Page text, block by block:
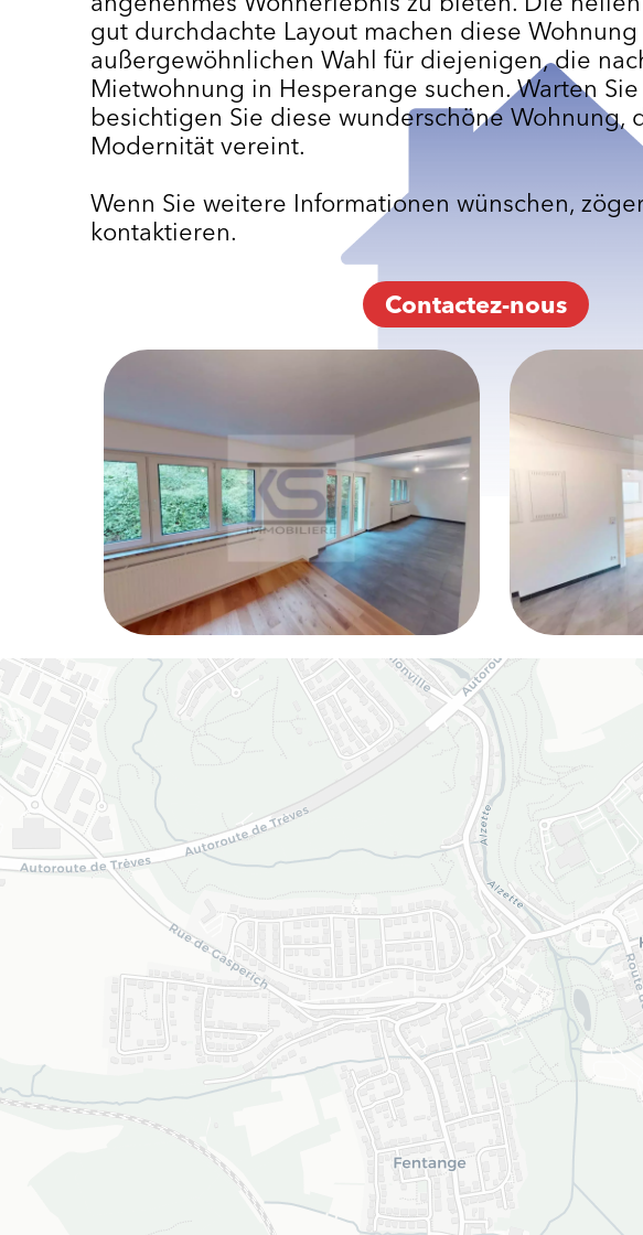
gut durchdachte Layout machen diese
außergewöhnlichen Wahl für diejenigen, die
Mietwohnung in Hesperange suchen. Warten
besichtigen Sie diese wunderschöne Wohnung,
Modernität vereint.
Wenn Sie weitere Informationen wünschen,
kontaktieren.
Contactez-nous